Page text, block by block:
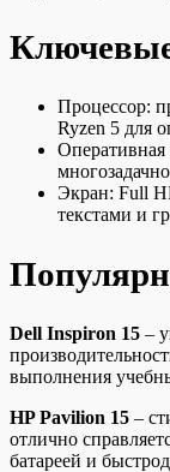
Процессор:
Ryzen 5 для
Экран: Full
текстами и
Dell Inspiron 15 –
выполнения
HP Pavilion 15 –
отлично
батареей и